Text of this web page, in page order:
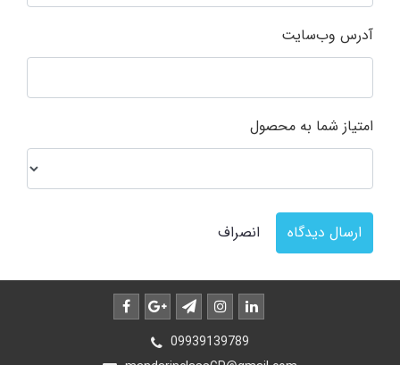
آدرس وب‌سایت
امتیاز شما به محصول
ارسال دیدگاه انصراف
09939139789